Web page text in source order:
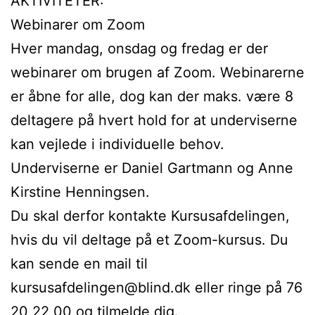
Webinarer om Zoom
Hver mandag, onsdag og fredag er der
webinarer om brugen af Zoom. Webinarerne
er åbne for alle, dog kan der maks. være 8
deltagere på hvert hold for at underviserne
kan vejlede i individuelle behov.
Underviserne er Daniel Gartmann og Anne
Kirstine Henningsen.
Du skal derfor kontakte Kursusafdelingen,
hvis du vil deltage på et Zoom-kursus. Du
kan sende en mail til
kursusafdelingen@blind.dk eller ringe på 76
20 22 00 og tilmelde dig.